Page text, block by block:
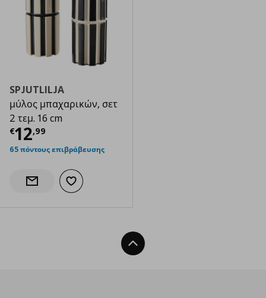
SPJUTLILJA
μύλος μπαχαρικών, σετ
2 τεμ. 16 cm
€12,99
Τρέχουσα τιμή
65 πόντους επιβράβευσης
Ενημέρωση διαθεσιμότητας
Προσθήκη στα αγαπημένα
Back To Top